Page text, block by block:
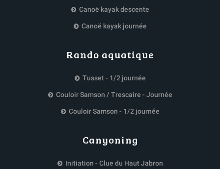
Canoë kayak descente
Canoë kayak journée
Rando aquatique
Tusset - 1/2 journée
Couloir Samson / Trescaire - Journée
Couloir Samson - 1/2 journée
Canyoning
Initiation - Clue du Haut Jabron